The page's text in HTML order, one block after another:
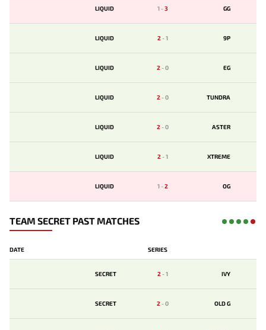
LIQUID 1-3 GG
LIQUID 2-1 9P
LIQUID 2-0 EG
LIQUID 2-0 TUNDRA
LIQUID 2-0 ASTER
LIQUID 2-1 XTREME
LIQUID 1-2 OG
TEAM SECRET PAST MATCHES
DATE SERIES
SECRET 2-1 IVY
SECRET 2-0 OLD G